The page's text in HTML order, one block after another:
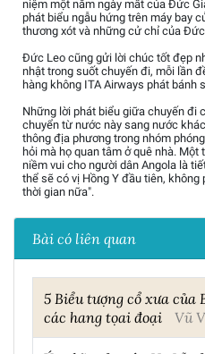
niệm một năm ngày mất của Đức
phát biểu ngẫu hứng trên máy bay
thương xót và những cử chỉ của
Đức Leo cũng gửi lời chúc tốt đẹp
nhật trong suốt chuyến đi, mỗi lần
hàng không ITA Airways phát bánh
Những lời phát biểu giữa chuyến đi
chuyển từ nước này sang nước
thông địa phương trong nhóm
hỏi mà họ quan tâm ở quê nhà.
niềm vui cho người dân Angola là
thể sẽ có vị Hồng Y đầu tiên,
thời gian nữa".
Bài có liên quan
5 Biểu tượng cổ xưa
các hang tọai đoại
Vũ